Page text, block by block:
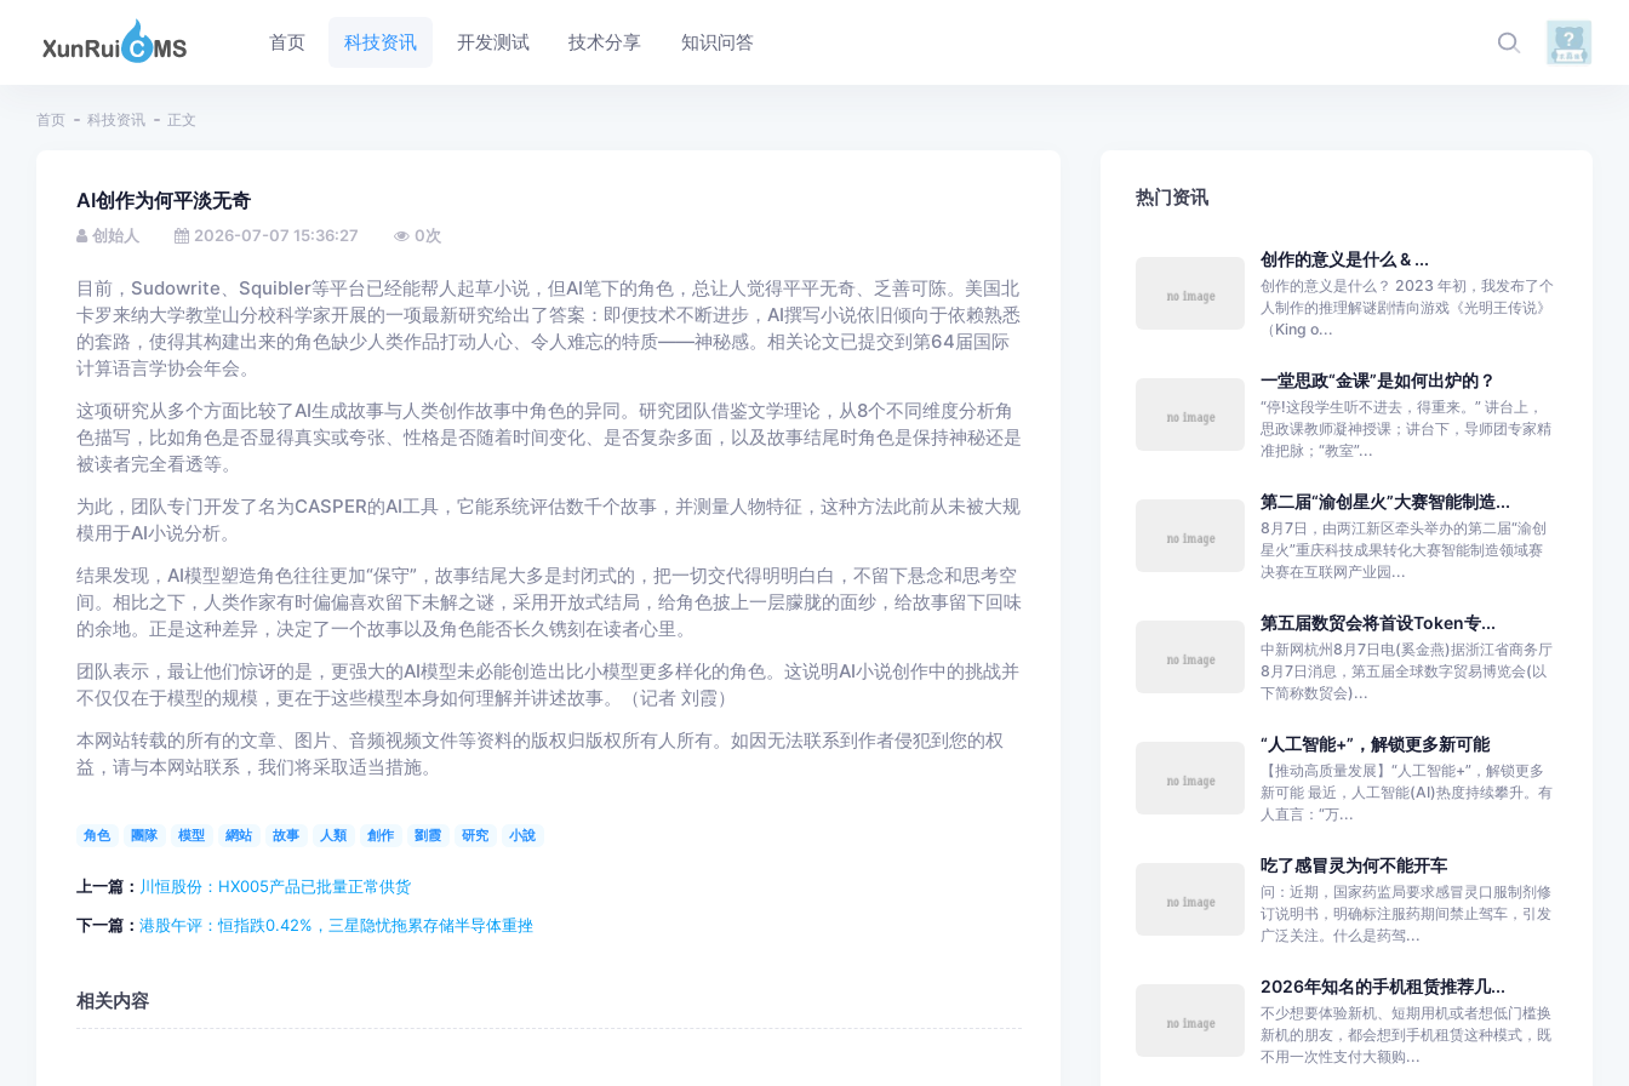
首页 科技资讯 开发测试 技术分享 知识问答
首页 科技资讯 正文
AI创作为何平淡无奇
创始人 2026-07-07 15:36:27 0次
目前，Sudowrite、Squibler等平台已经能帮人起草小说，但AI笔下的角色，总让人觉得平平无奇、乏善可陈。美国北
卡罗来纳大学教堂山分校科学家开展的一项最新研究给出了答案：即便技术不断进步，AI撰写小说依旧倾向于依赖熟悉
的套路，使得其构建出来的角色缺少人类作品打动人心、令人难忘的特质——神秘感。相关论文已提交到第64届国际
计算语言学协会年会。
这项研究从多个方面比较了AI生成故事与人类创作故事中角色的异同。研究团队借鉴文学理论，从8个不同维度分析角
色描写，比如角色是否显得真实或夸张、性格是否随着时间变化、是否复杂多面，以及故事结尾时角色是保持神秘还是
被读者完全看透等。
为此，团队专门开发了名为CASPER的AI工具，它能系统评估数千个故事，并测量人物特征，这种方法此前从未被大规
模用于AI小说分析。
结果发现，AI模型塑造角色往往更加“保守”，故事结尾大多是封闭式的，把一切交代得明明白白，不留下悬念和思考空
间。相比之下，人类作家有时偏偏喜欢留下未解之谜，采用开放式结局，给角色披上一层朦胧的面纱，给故事留下回味
的余地。正是这种差异，决定了一个故事以及角色能否长久镌刻在读者心里。
团队表示，最让他们惊讶的是，更强大的AI模型未必能创造出比小模型更多样化的角色。这说明AI小说创作中的挑战并
不仅仅在于模型的规模，更在于这些模型本身如何理解并讲述故事。（记者 刘霞）
本网站转载的所有的文章、图片、音频视频文件等资料的版权归版权所有人所有。如因无法联系到作者侵犯到您的权
益，请与本网站联系，我们将采取适当措施。
角色 團隊 模型 網站 故事 人類 創作 劉霞 研究 小說
上一篇： 川恒股份：HX005产品已批量正常供货
下一篇： 港股午评：恒指跌0.42%，三星隐忧拖累存储半导体重挫
相关内容
热门资讯
创作的意义是什么 & ...
创作的意义是什么？ 2023 年初，我发布了个
人制作的推理解谜剧情向游戏《光明王传说》
（King o...
一堂思政“金课”是如何出炉的？
“停!这段学生听不进去，得重来。” 讲台上，
思政课教师凝神授课；讲台下，导师团专家精
准把脉；“教室”...
第二届“渝创星火”大赛智能制造...
8月7日，由两江新区牵头举办的第二届“渝创
星火”重庆科技成果转化大赛智能制造领域赛
决赛在互联网产业园...
第五届数贸会将首设Token专...
中新网杭州8月7日电(奚金燕)据浙江省商务厅
8月7日消息，第五届全球数字贸易博览会(以
下简称数贸会)...
“人工智能+”，解锁更多新可能
【推动高质量发展】“人工智能+”，解锁更多
新可能 最近，人工智能(AI)热度持续攀升。有
人直言：“万...
吃了感冒灵为何不能开车
问：近期，国家药监局要求感冒灵口服制剂修
订说明书，明确标注服药期间禁止驾车，引发
广泛关注。什么是药驾...
2026年知名的手机租赁推荐几...
不少想要体验新机、短期用机或者想低门槛换
新机的朋友，都会想到手机租赁这种模式，既
不用一次性支付大额购...